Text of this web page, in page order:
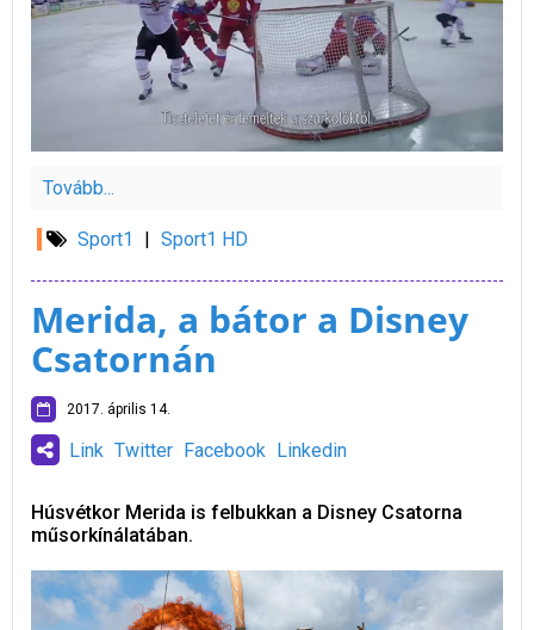
Tovább...
Sport1 | Sport1 HD
Merida, a bátor a Disney
Csatornán
2017. április 14.
Link Twitter Facebook Linkedin
Húsvétkor Merida is felbukkan a Disney Csatorna
műsorkínálatában.